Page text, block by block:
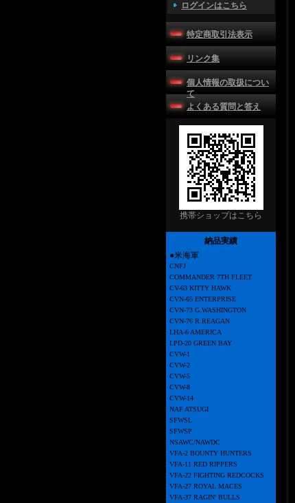
ログインはこちら
特定商取引法表示
リンク集
個人情報の取扱につい
て
よくある質問と答え
携帯ショップはこちら
納品実績
●米海軍
CNFJ
COMMANDER 7TH FLEET
CV-63 KITTY HAWK
CVN-65 ENTERPRISE
CVN-73 G.WASHINGTON
CVN-76 R.REAGAN
LHA-6 AMERICA
LPD-20 GREEN BAY
CVW-1
CVW-2
CVW-5
CVW-8
CVW-14
NAF ATSUGI
SFWSL
SFWSP
NSAWC/NAWDC
VFA-2 BOUNTY HUNTERS
VFA-11 RED RIPPERS
VFA-22 FIGHTING REDCOCKS
VFA-27 ROYAL MACES
VFA-37 RAGIN' BULLS